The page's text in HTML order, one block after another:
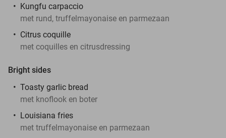
Kungfu carpaccio
met rund, truffelmayonaise en parmezaan
Citrus coquille
met coquilles en citrusdressing
Bright sides
Toasty garlic bread
met knoflook en boter
Louisiana fries
met truffelmayonaise en parmezaan